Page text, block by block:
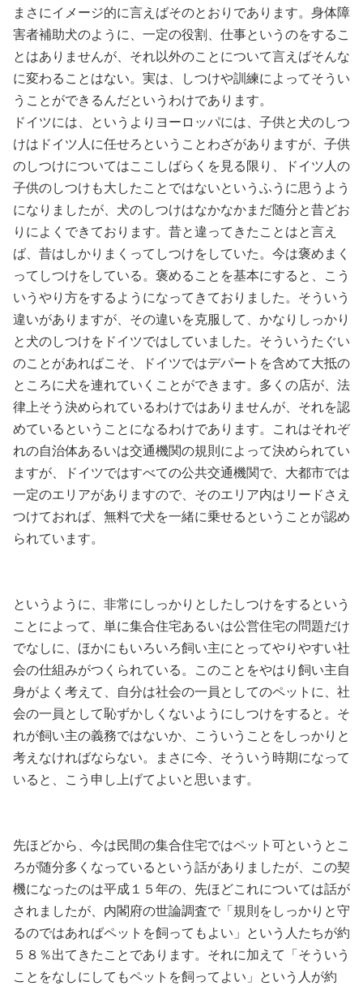
まさにイメージ的に言えばそのとおりであります。身体障
害者補助犬のように、一定の役割、仕事というのをするこ
とはありませんが、それ以外のことについて言えばそんな
に変わることはない。実は、しつけや訓練によってそうい
うことができるんだというわけであります。
ドイツには、というよりヨーロッパには、子供と犬のしつ
けはドイツ人に任せろということわざがありますが、子供
のしつけについてはここしばらくを見る限り、ドイツ人の
子供のしつけも大したことではないというふうに思うよう
になりましたが、犬のしつけはなかなかまだ随分と昔どお
りによくできております。昔と違ってきたことはと言え
ば、昔はしかりまくってしつけをしていた。今は褒めまく
ってしつけをしている。褒めることを基本にすると、こう
いうやり方をするようになってきておりました。そういう
違いがありますが、その違いを克服して、かなりしっかり
と犬のしつけをドイツではしていました。そういうたぐい
のことがあればこそ、ドイツではデパートを含めて大抵の
ところに犬を連れていくことができます。多くの店が、法
律上そう決められているわけではありませんが、それを認
めているということになるわけであります。これはそれぞ
れの自治体あるいは交通機関の規則によって決められてい
ますが、ドイツではすべての公共交通機関で、大都市では
一定のエリアがありますので、そのエリア内はリードさえ
つけておれば、無料で犬を一緒に乗せるということが認め
られています。
というように、非常にしっかりとしたしつけをするという
ことによって、単に集合住宅あるいは公営住宅の問題だけ
でなしに、ほかにもいろいろ飼い主にとってやりやすい社
会の仕組みがつくられている。このことをやはり飼い主自
身がよく考えて、自分は社会の一員としてのペットに、社
会の一員として恥ずかしくないようにしつけをすると。そ
れが飼い主の義務ではないか、こういうことをしっかりと
考えなければならない。まさに今、そういう時期になって
いると、こう申し上げてよいと思います。
先ほどから、今は民間の集合住宅ではペット可というとこ
ろが随分多くなっているという話がありましたが、この契
機になったのは平成１５年の、先ほどこれについては話が
されましたが、内閣府の世論調査で「規則をしっかりと守
るのではあればペットを飼ってもよい」という人たちが約
５８％出てきたことであります。それに加えて「そういう
ことをなしにしてもペットを飼ってよい」という人が約